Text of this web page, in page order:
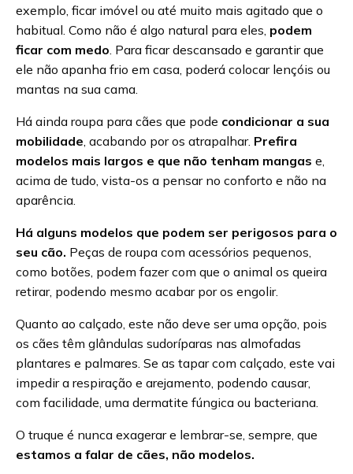
exemplo, ficar imóvel ou até muito mais agitado que o
habitual. Como não é algo natural para eles, podem
ficar com medo. Para ficar descansado e garantir que
ele não apanha frio em casa, poderá colocar lençóis ou
mantas na sua cama.
Há ainda roupa para cães que pode condicionar a sua
mobilidade, acabando por os atrapalhar. Prefira
modelos mais largos e que não tenham mangas e,
acima de tudo, vista-os a pensar no conforto e não na
aparência.
Há alguns modelos que podem ser perigosos para o
seu cão. Peças de roupa com acessórios pequenos,
como botões, podem fazer com que o animal os queira
retirar, podendo mesmo acabar por os engolir.
Quanto ao calçado, este não deve ser uma opção, pois
os cães têm glândulas sudoríparas nas almofadas
plantares e palmares. Se as tapar com calçado, este vai
impedir a respiração e arejamento, podendo causar,
com facilidade, uma dermatite fúngica ou bacteriana.
O truque é nunca exagerar e lembrar-se, sempre, que
estamos a falar de cães, não modelos.